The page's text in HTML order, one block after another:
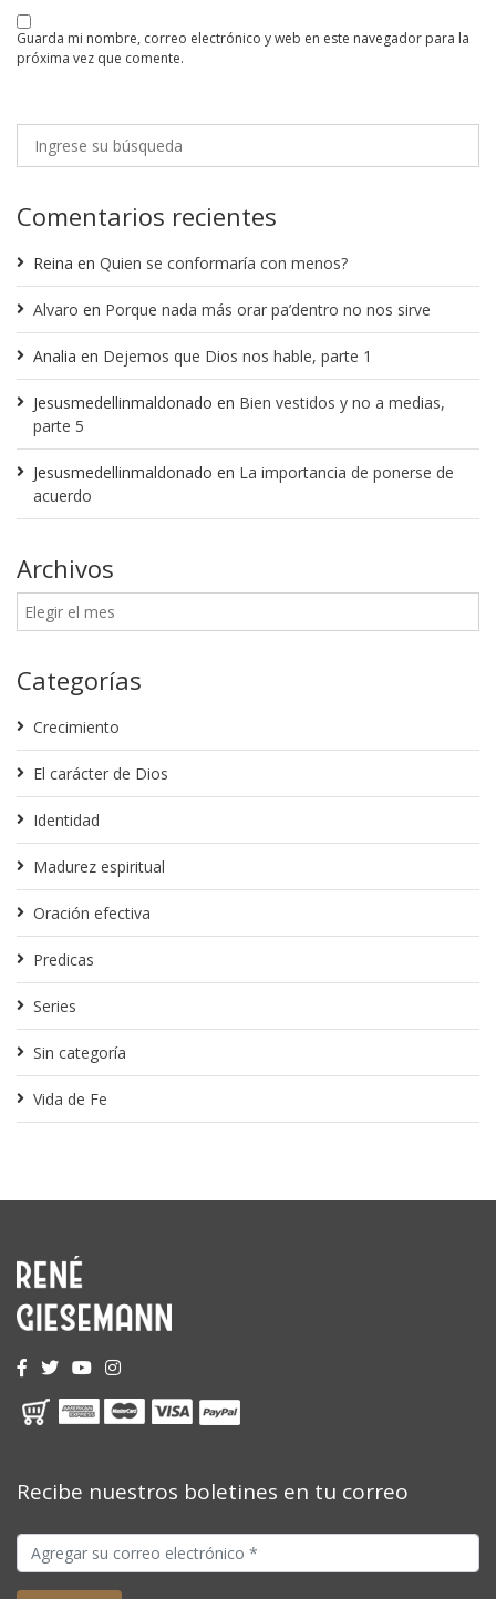
guarda mi nombre, correo electrónico y web en este navegador para la
próxima vez que comente.
Comentarios recientes
Reina en Quien se conformaría con menos?
Alvaro en Porque nada más orar pa’dentro no nos sirve
Analia en Dejemos que Dios nos hable, parte 1
Jesusmedellinmaldonado en Bien vestidos y no a medias,
parte 5
Jesusmedellinmaldonado en La importancia de ponerse de
acuerdo
Archivos
Categorías
Crecimiento
El carácter de Dios
Identidad
Madurez espiritual
Oración efectiva
Predicas
Series
Sin categoría
Vida de Fe
Recibe nuestros boletines en tu correo